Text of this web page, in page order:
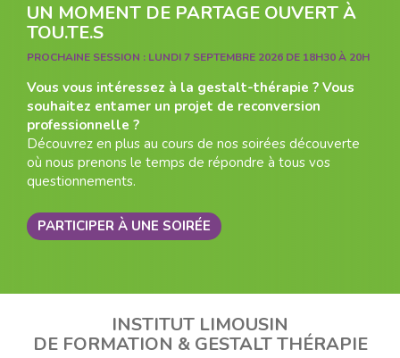
UN MOMENT DE PARTAGE OUVERT À
TOU.TE.S
PROCHAINE SESSION : LUNDI 7 SEPTEMBRE 2026 DE 18H30 À 20H
Vous vous intéressez à la gestalt-thérapie ? Vous
souhaitez entamer un projet de reconversion
professionnelle ?
Découvrez en plus au cours de nos soirées découverte
où nous prenons le temps de répondre à tous vos
questionnements.
PARTICIPER À UNE SOIRÉE
INSTITUT LIMOUSIN
DE FORMATION & GESTALT THÉRAPIE